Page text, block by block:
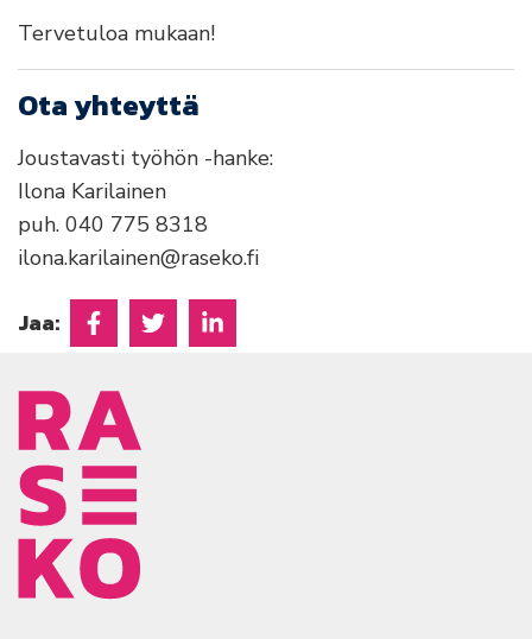
Tervetuloa mukaan!
Ota yhteyttä
Joustavasti työhön -hanke:
Ilona Karilainen
puh. 040 775 8318
ilona.karilainen@raseko.fi
Jaa: Jaa Facebookissa
Jaa Twitterissä
Jaa Linkedinissä